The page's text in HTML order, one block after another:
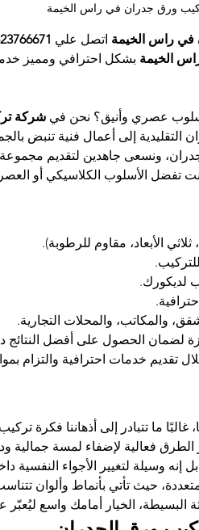
ورق جدران في راس الخيمة
في راس الخيمة اتصل علي
الخيمة بشكل احترافي ومميز
عصري وأنيق؟ نحن في شركة
التقليدية إلى أعمال فنية تنبض
ونسعى جاهدين لتقديم
تفضل الأسلوب الكلاسيكي أو
الأبعاد، مقاوم للرطوبة).
لديكورك.
والمكاتب، والمحلات التجارية.
لضمان الحصول على أفضل النتائج
تقديم خدمات احترافية والتزام
ما تتبادر إلى أذهاننا فكرة
الطرق فعالية لإضفاء لمسة
وسيلة لتغيير الأجواء النفسية
حيث تأتي بأنماط وألوان
البسيطة، الخيار أمامك واسع